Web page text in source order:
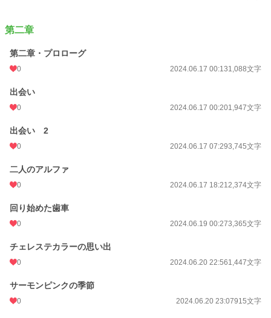
第二章
第二章・プロローグ
0 2024.06.17 00:131,088文字
出会い
0 2024.06.17 00:201,947文字
出会い 2
0 2024.06.17 07:293,745文字
二人のアルファ
0 2024.06.17 18:212,374文字
回り始めた歯車
0 2024.06.19 00:273,365文字
チェレステカラーの思い出
0 2024.06.20 22:561,447文字
サーモンピンクの季節
0 2024.06.20 23:07915文字